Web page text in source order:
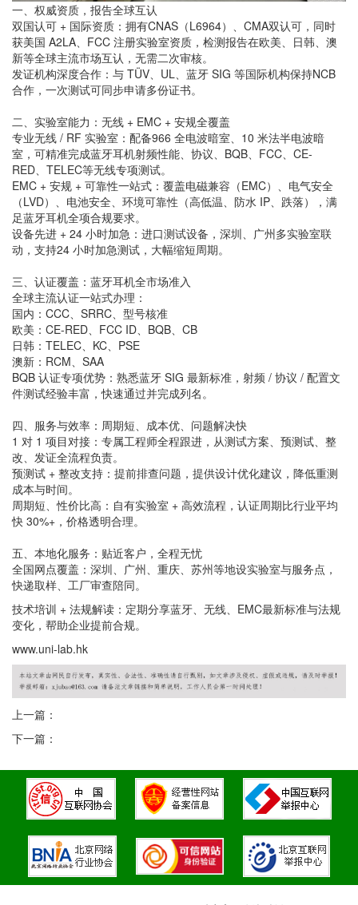
一、权威资质，报告全球互认
双国认可 + 国际资质：拥有CNAS（L6964）、CMA双认可，同时
获美国 A2LA、FCC 注册实验室资质，检测报告在欧美、日韩、澳
新等全球主流市场互认，无需二次审核。
发证机构深度合作：与 TÜV、UL、蓝牙 SIG 等国际机构保持NCB
合作，一次测试可同步申请多份证书。
二、实验室能力：无线 + EMC + 安规全覆盖
专业无线 / RF 实验室：配备966 全电波暗室、10 米法半电波暗
室，可精准完成蓝牙耳机射频性能、协议、BQB、FCC、CE-
RED、TELEC等无线专项测试。
EMC + 安规 + 可靠性一站式：覆盖电磁兼容（EMC）、电气安全
（LVD）、电池安全、环境可靠性（高低温、防水 IP、跌落），满
足蓝牙耳机全项合规要求。
设备先进 + 24 小时加急：进口测试设备，深圳、广州多实验室联
动，支持24 小时加急测试，大幅缩短周期。
三、认证覆盖：蓝牙耳机全市场准入
全球主流认证一站式办理：
国内：CCC、SRRC、型号核准
欧美：CE-RED、FCC ID、BQB、CB
日韩：TELEC、KC、PSE
澳新：RCM、SAA
BQB 认证专项优势：熟悉蓝牙 SIG 最新标准，射频 / 协议 / 配置文
件测试经验丰富，快速通过并完成列名。
四、服务与效率：周期短、成本优、问题解决快
1 对 1 项目对接：专属工程师全程跟进，从测试方案、预测试、整
改、发证全流程负责。
预测试 + 整改支持：提前排查问题，提供设计优化建议，降低重测
成本与时间。
周期短、性价比高：自有实验室 + 高效流程，认证周期比行业平均
快 30%+，价格透明合理。
五、本地化服务：贴近客户，全程无忧
全国网点覆盖：深圳、广州、重庆、苏州等地设实验室与服务点，
快递取样、工厂审查陪同。
技术培训 + 法规解读：定期分享蓝牙、无线、EMC最新标准与法规
变化，帮助企业提前合规。
www.uni-lab.hk
上一篇：
下一篇：